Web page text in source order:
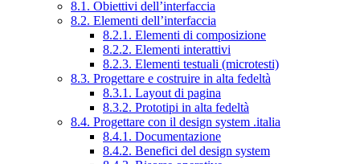
8.1. Obiettivi dell’interfaccia
8.2. Elementi dell’interfaccia
8.2.1. Elementi di composizione
8.2.2. Elementi interattivi
8.2.3. Elementi testuali (microtesti)
8.3. Progettare e costruire in alta fedeltà
8.3.1. Layout di pagina
8.3.2. Prototipi in alta fedeltà
8.4. Progettare con il design system .italia
8.4.1. Documentazione
8.4.2. Benefici del design system